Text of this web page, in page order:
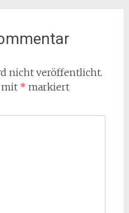
nicht veröffentlicht.
mit * markiert